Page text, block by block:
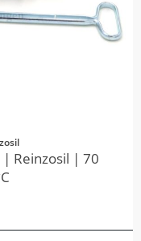
| Reinzosil | 70